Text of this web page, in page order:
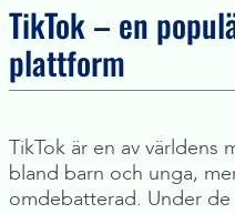
TikTok – en
plattform
TikTok är en av
bland barn och unga,
omdebatterad. Under de